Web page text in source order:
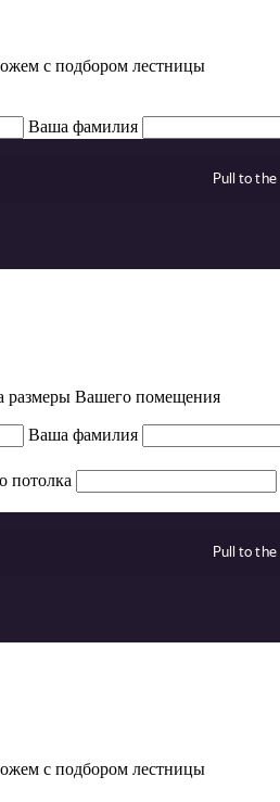
с подбором лестницы
Ваша фамилия
размеры Вашего помещения
Ваша фамилия
потолка
с подбором лестницы